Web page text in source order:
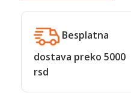
Besplatna
dostava preko 5000
rsd